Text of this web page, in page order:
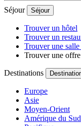
Séjour Séjour
Trouver un hôtel
Trouver un
Trouver une
Trouver une
Destinations
Europe
Asie
Moyen-Orient
Amérique du Sud